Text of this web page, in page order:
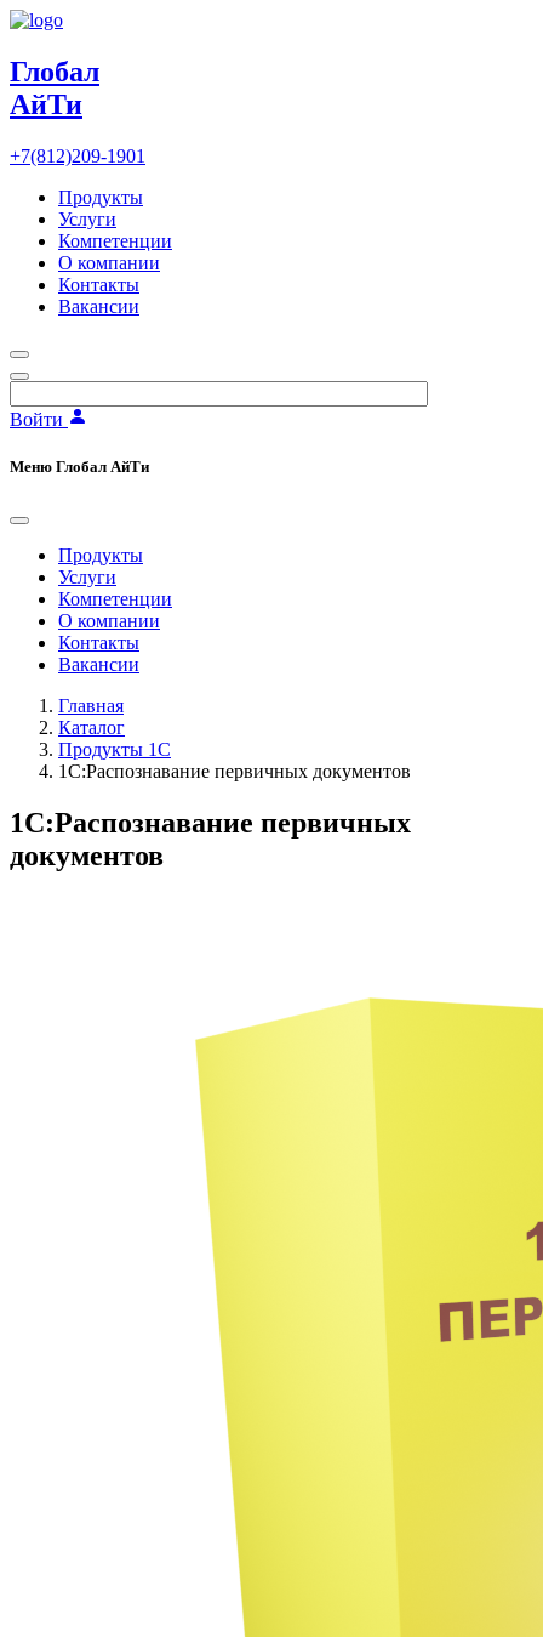
Глобал
АйТи
+7(812)209-1901
Продукты
Услуги
Компетенции
О компании
Контакты
Вакансии
Войти
Меню Глобал АйТи
Продукты
Услуги
Компетенции
О компании
Контакты
Вакансии
Главная
Каталог
Продукты 1С
1С:Распознавание первичных документов
1С:Распознавание первичных
документов